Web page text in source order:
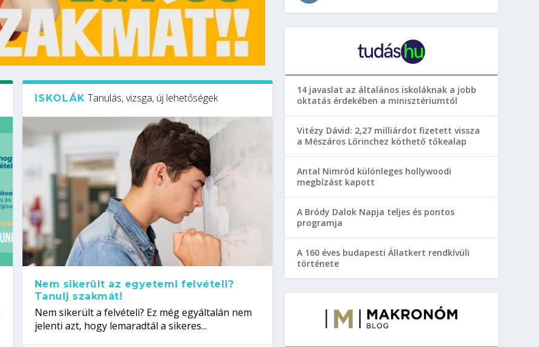
ISKOLÁK Tanulás, vizsga, új lehetőségek
Nem sikerült az egyetemi felvételi?
Tanulj szakmát!
Nem sikerült a felvételi? Ez még egyáltalán nem
jelenti azt, hogy lemaradtál a sikeres...
14 javaslat az általános iskoláknak a jobb
oktatás érdekében a minisztériumtól
Vitézy Dávid: 2,27 milliárdot fizetett vissza
a Mészáros Lőrinchez köthető tőkealap
Antal Nimród különleges hollywoodi
megbízást kapott
A Bródy Dalok Napja teljes és pontos
programja
A 160 éves budapesti Állatkert rendkívüli
története